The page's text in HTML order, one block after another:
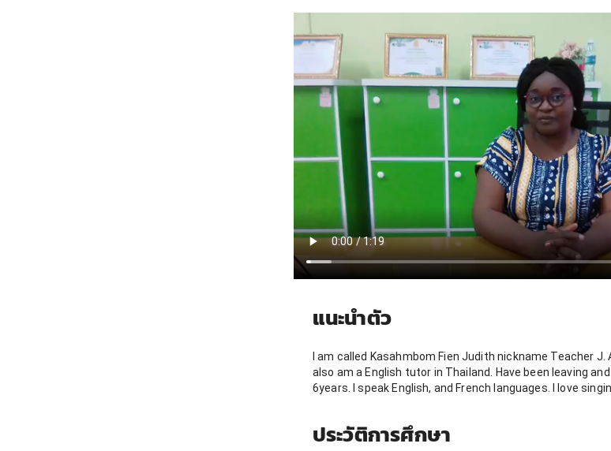
แนะนำตัว
I am called Kasahmbom Fien Judith nickname Teacher J.
also am a English tutor in Thailand. Have been leaving
6years. I speak English, and French languages. I love
ประวัติการศึกษา